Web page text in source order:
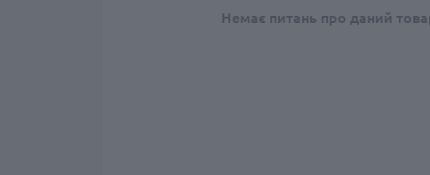
Немає питань про даний